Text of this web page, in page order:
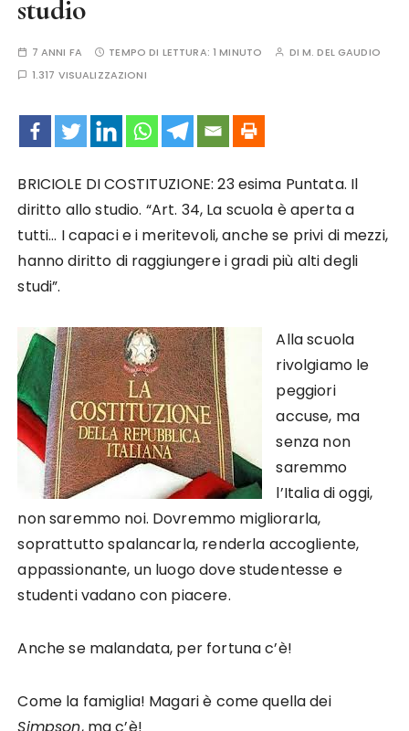
studio
7 ANNI FA TEMPO DI LETTURA:1 MINUTO DI M. DEL GAUDIO
1.317 VISUALIZZAZIONI
BRICIOLE DI COSTITUZIONE: 23 esima Puntata. Il
diritto allo studio. “Art. 34, La scuola è aperta a
tutti… I capaci e i meritevoli, anche se privi di mezzi,
hanno diritto di raggiungere i gradi più alti degli
studi”.
Alla scuola
rivolgiamo le
peggiori
accuse, ma
senza non
saremmo
l’Italia di oggi,
non saremmo noi. Dovremmo migliorarla,
soprattutto spalancarla, renderla accogliente,
appassionante, un luogo dove studentesse e
studenti vadano con piacere.
Anche se malandata, per fortuna c’è!
Come la famiglia! Magari è come quella dei